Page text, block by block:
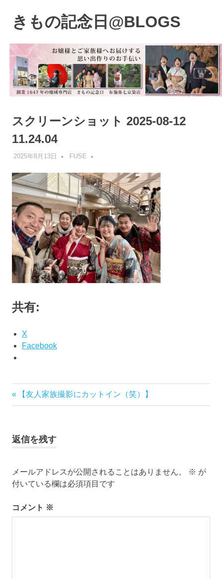
きもの記念日@BLOGS
物
初
心
者
で
し
読
ん
参
考
に
な
る
ブ
ロ
グ
で
す。
スクリーンショット 2025-08-12
11.24.04
2025年8月13日 FUSE
共有:
X
Facebook
投
ナ
ゲ
ー
前
の
【友人家族撮影にカットイン（笑）】
返信を残す
メールアドレスが公開されることはありません。 ※ が
付いている欄は必須項目です
コメント ※